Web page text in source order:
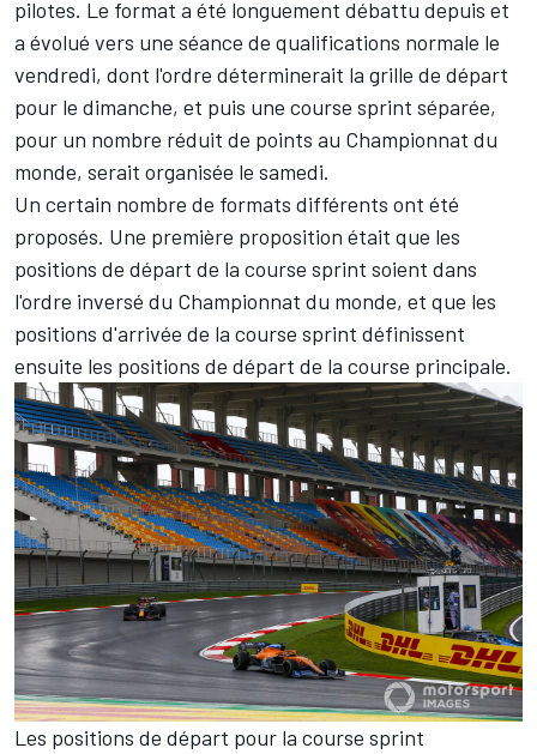
pilotes. Le format a été longuement débattu depuis et
a évolué vers une séance de qualifications normale le
vendredi, dont l'ordre déterminerait la grille de départ
pour le dimanche, et puis une course sprint séparée,
pour un nombre réduit de points au Championnat du
monde, serait organisée le samedi.
Un certain nombre de formats différents ont été
proposés. Une première proposition était que les
positions de départ de la course sprint soient dans
l'ordre inversé du Championnat du monde, et que les
positions d'arrivée de la course sprint définissent
ensuite les positions de départ de la course principale.
Les positions de départ pour la course sprint